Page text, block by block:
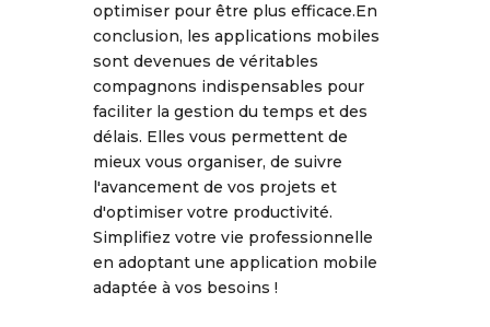
optimiser pour être plus efficace.En
conclusion, les applications mobiles
sont devenues de véritables
compagnons indispensables pour
faciliter la gestion du temps et des
délais. Elles vous permettent de
mieux vous organiser, de suivre
l'avancement de vos projets et
d'optimiser votre productivité.
Simplifiez votre vie professionnelle
en adoptant une application mobile
adaptée à vos besoins !